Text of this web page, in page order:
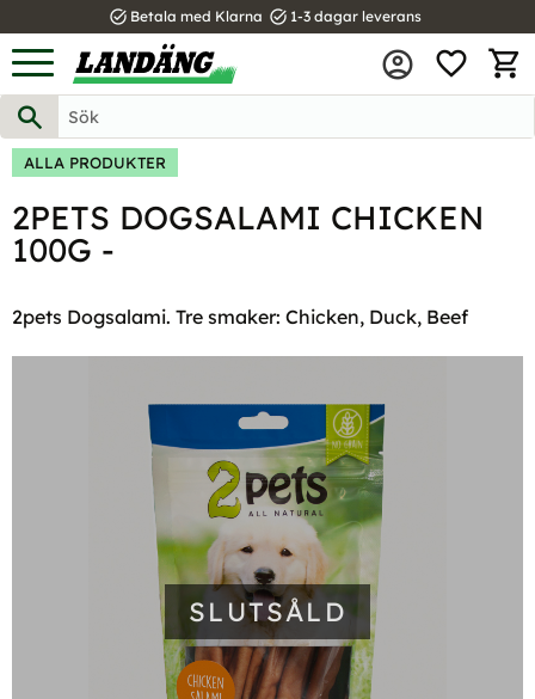
Meny
task_alt Betala med Klarna task_alt 1-3 dagar leverans
ALLA PRODUKTER
2PETS DOGSALAMI CHICKEN
100G -
2pets Dogsalami. Tre smaker: Chicken, Duck, Beef
SLUTSÅLD